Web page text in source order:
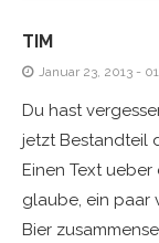
TIM
Januar 23, 2013 -
Du hast
jetzt Bestandteil
Einen Text
glaube, ein paar
Bier